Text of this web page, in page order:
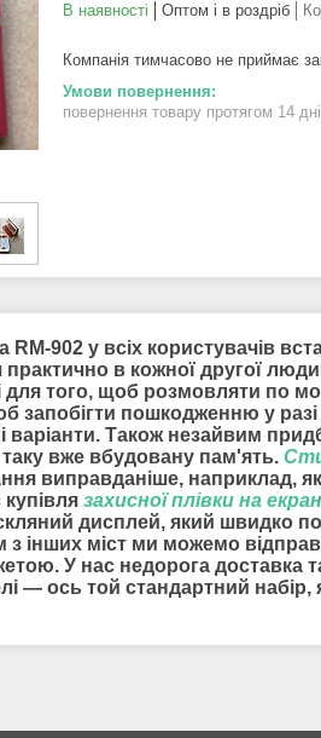
В наявності Оптом і в роздріб
Компанія тимчасово не приймає
повернення товару протягом 14
RM-902 у всіх користувачів
практично в кожної другої
для того, щоб розмовляти по
запобігти пошкодженню у
варіанти. Також незайвим
вже вбудовану пам'ять.
виправданіше, наприклад,
захисної плівки на екран
дисплей, який швидко
інших міст ми можемо
У нас недорога доставка
— ось той стандартний